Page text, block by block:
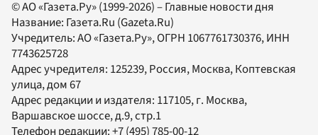
© АО «Газета.Ру» (1999-2026) – Главные новости дня
Название: Газета.Ru (Gazeta.Ru)
Учредитель:АО «Газета.Ру», ОГРН 1067761730376, ИНН
7743625728
Адрес учредителя: 125239, Россия, Москва, Коптевская
улица, дом 67
Адрес редакции и издателя: 117105, г. Москва,
Варшавское шоссе, д.9, стр.1
Телефон редакции:+7 (495) 785-00-12